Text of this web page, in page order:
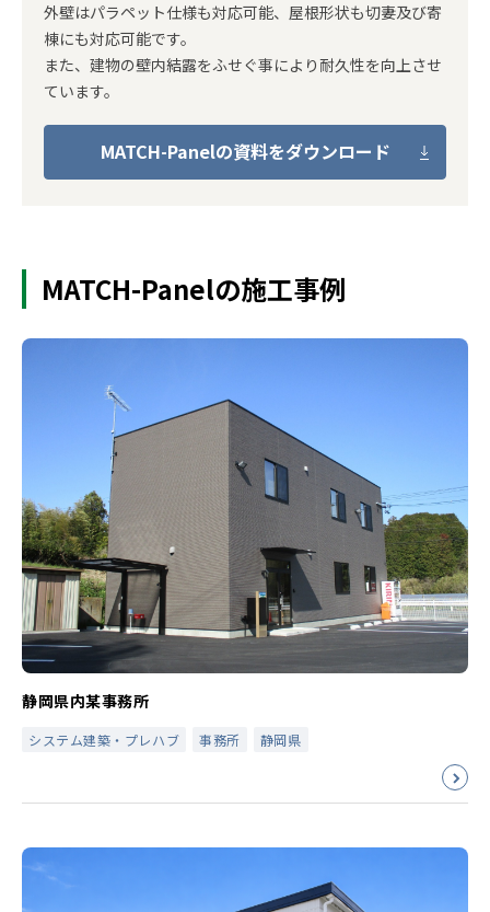
外壁はパラペット仕様も対応可能、屋根形状も切妻及び寄
棟にも対応可能です。
また、建物の壁内結露をふせぐ事により耐久性を向上させ
ています。
MATCH-Panelの資料をダウンロード
MATCH-Panelの施工事例
静岡県内某事務所
システム建築・プレハブ 事務所 静岡県